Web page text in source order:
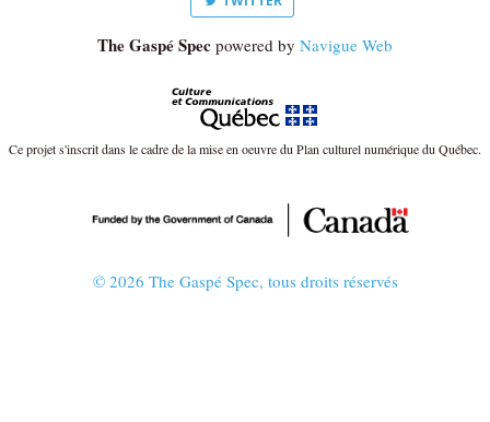
The Gaspé Spec powered by Navigue Web
Ce projet s'inscrit dans le cadre de la mise en oeuvre du Plan culturel numérique du Québec.
© 2026 The Gaspé Spec, tous droits réservés